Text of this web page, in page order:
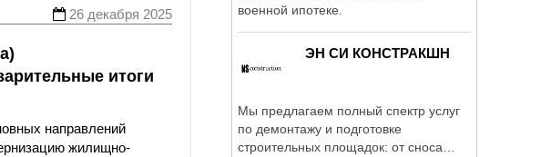
26 декабря 2025
итоги
направлений
жилищно-
военной ипотеке.
ЭН СИ КОНСТРАКШН
Мы предлагаем полный спектр услуг
по демонтажу и подготовке
строительных площадок: от сноса